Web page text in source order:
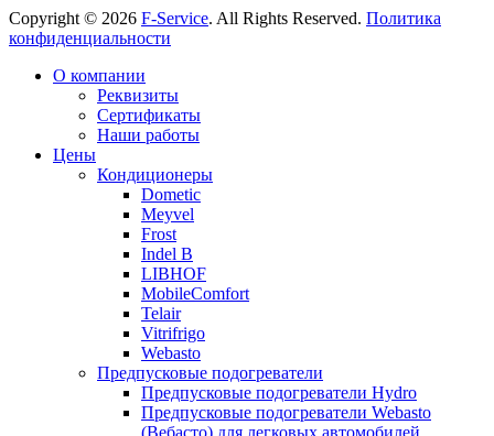
Copyright © 2026 F-Service. All Rights Reserved. Политика
конфиденциальности
вверх
О компании
Реквизиты
Сертификаты
Наши работы
Цены
Кондиционеры
Dometic
Meyvel
Frost
Indel B
LIBHOF
MobileComfort
Telair
Vitrifrigo
Webasto
Предпусковые подогреватели
Предпусковые подогреватели Hydro
Предпусковые подогреватели Webasto